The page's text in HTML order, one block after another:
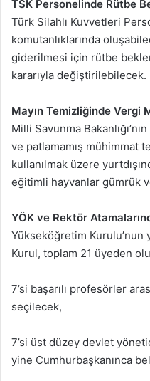
TSK Personelinde Rütbe
Türk Silahlı Kuvvetleri
komutanlıklarında
giderilmesi için rütbe
kararıyla değiştirilebilecek.
Mayın Temizliğinde Vergi
Milli Savunma
ve patlamamış mühimmat
kullanılmak üzere
eğitimli hayvanlar gümrük
YÖK ve Rektör
Yükseköğretim Kurulu’nun
Kurul, toplam 21 üyeden
7’si başarılı profesörler
seçilecek,
7’si üst düzey devlet
yine Cumhurbaşkanınca